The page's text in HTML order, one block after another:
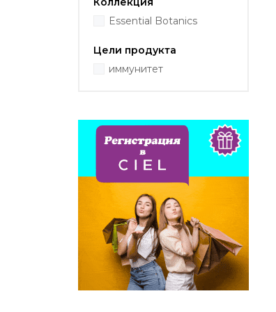
Essential Botanics
Цели продукта
иммунитет